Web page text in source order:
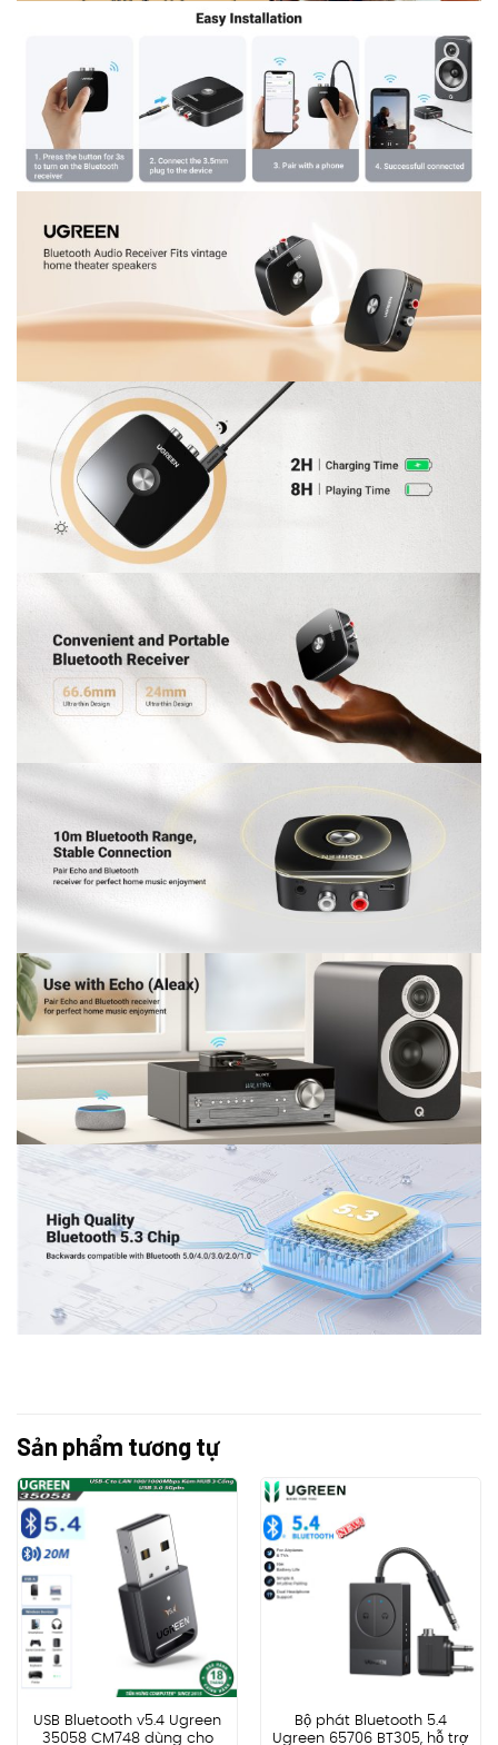
Sản phẩm tương tự
USB Bluetooth v5.4 Ugreen
35058 CM748 dùng cho
Bộ phát Bluetooth 5.4
Ugreen 65706 BT305, hỗ trợ